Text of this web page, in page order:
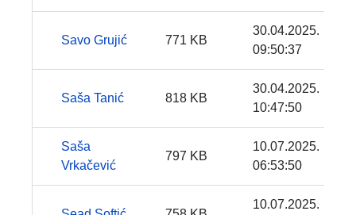
Savo Grujić 771 KB
30.04.2025.
09:50:37
Saša Tanić 818 KB
30.04.2025.
10:47:50
Saša
Vrkačević
797 KB
10.07.2025.
06:53:50
10.07.2025.